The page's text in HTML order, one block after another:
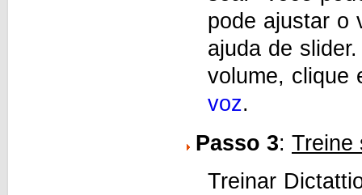
pode ajustar o
ajuda de
volume, clique
voz.
Passo 3: Treine
Treinar